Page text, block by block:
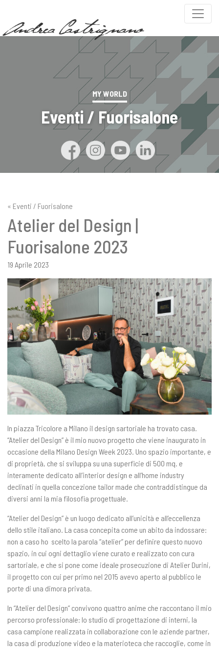
MY WORLD
Eventi / Fuorisalone
« Eventi / Fuorisalone
Atelier del Design |
Fuorisalone 2023
19 Aprile 2023
In piazza Tricolore a Milano il design sartoriale ha trovato casa.
“Atelier del Design” è il mio nuovo progetto che viene inaugurato in
occasione della Milano Design Week 2023. Uno spazio importante, e
di proprietà, che si sviluppa su una superficie di 500 mq. e
interamente dedicato all’interior design e all’home industry
declinati in quella concezione tailor made che contraddistingue da
diversi anni la mia filosofia progettuale.
“Atelier del Design” è un luogo dedicato all’unicità e all’eccellenza
dello stile italiano. La casa concepita come un abito da indossare:
non a caso ho scelto la parola “atelier” per definire questo nuovo
spazio, in cui ogni dettaglio viene curato e realizzato con cura
sartoriale, e che si pone come ideale prosecuzione di Atelier Durini,
il progetto con cui per primo nel 2015 avevo aperto al pubblico le
porte di una dimora privata.
In “Atelier del Design” convivono quattro anime che raccontano il mio
percorso professionale: lo studio di progettazione di interni, la
casa campione realizzata in collaborazione con le aziende partner,
la casa di produzione video e la materioteca che raccoglie, come in